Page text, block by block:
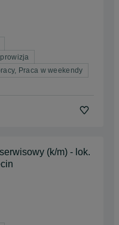
Praca w weekendy
(k/m) - lok.